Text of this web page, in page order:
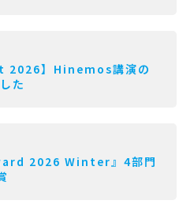
2026】Hinemos講演の
た
2026 Winter』4部門